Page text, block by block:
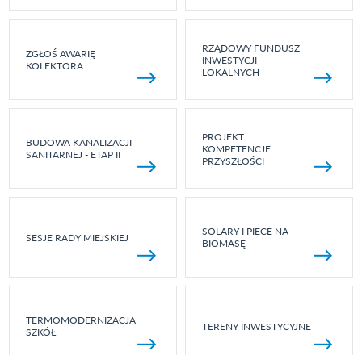
ZGŁOŚ AWARIĘ
KOLEKTORA
RZĄDOWY FUNDUSZ
INWESTYCJI
LOKALNYCH
BUDOWA KANALIZACJI
SANITARNEJ - ETAP II
PROJEKT:
KOMPETENCJE
PRZYSZŁOŚCI
SESJE RADY MIEJSKIEJ
SOLARY I PIECE NA
BIOMASĘ
TERMOMODERNIZACJA
SZKÓŁ
TERENY INWESTYCYJNE